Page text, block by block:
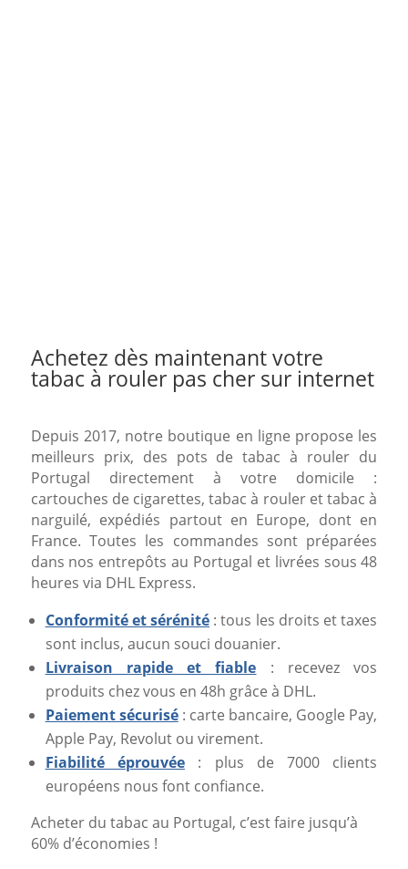
Achetez dès maintenant votre
tabac à rouler pas cher sur internet
Depuis 2017, notre boutique en ligne propose les
meilleurs prix, des pots de tabac à rouler du
Portugal directement à votre domicile :
cartouches de cigarettes, tabac à rouler et tabac à
narguilé, expédiés partout en Europe, dont en
France. Toutes les commandes sont préparées
dans nos entrepôts au Portugal et livrées sous 48
heures via DHL Express.
Conformité et sérénité : tous les droits et taxes
sont inclus, aucun souci douanier.
Livraison rapide et fiable : recevez vos
produits chez vous en 48h grâce à DHL.
Paiement sécurisé: carte bancaire, Google Pay,
Apple Pay, Revolut ou virement.
Fiabilité éprouvée: plus de 7000 clients
européens nous font confiance.
Acheter du tabac au Portugal, c’est faire jusqu’à
60% d’économies !